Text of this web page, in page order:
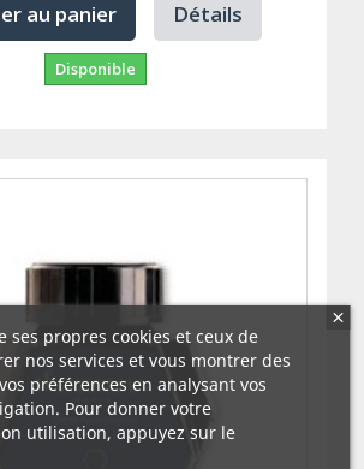
au panier Détails
Disponible
ses propres cookies et ceux de
nos services et vous montrer des
préférences en analysant vos
Pour donner votre
utilisation, appuyez sur le